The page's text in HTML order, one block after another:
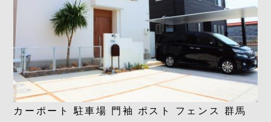
カーポート 駐車場 門袖 ポスト フェンス 群馬